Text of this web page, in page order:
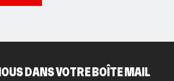
DANS VOTRE BOÎTE MAIL